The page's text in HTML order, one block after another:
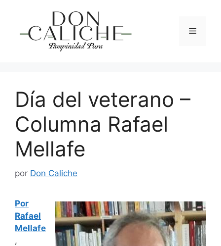
contenido
Menú
Día del veterano –
Columna Rafael
Mellafe
por Don Caliche
Por
Rafael
Mellafe
,